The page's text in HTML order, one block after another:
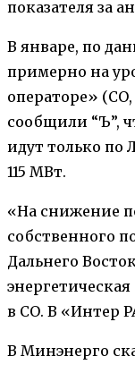
показателя за
В январе, по
примерно на
операторе»
сообщили “Ъ”,
идут только по
115 МВт.
«На снижение
собственного
Дальнего
в СО. В «Интер
В Минэнерго